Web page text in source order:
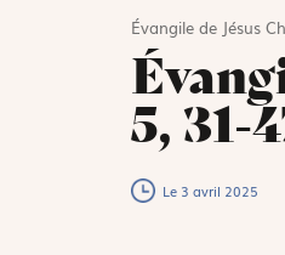
Évangile de Jésus
5, 31-
Le 3 avril 2025